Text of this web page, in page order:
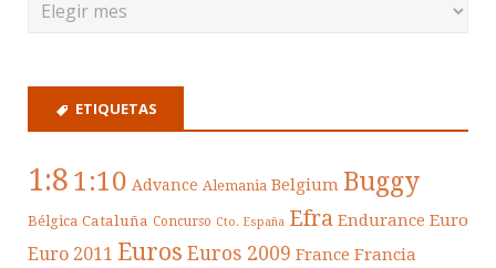
ETIQUETAS
1:8 1:10 Advance Alemania Belgium Buggy
Bélgica Cataluña Concurso Cto. España Efra Endurance Euro
Euro 2011 Euros Euros 2009 France Francia